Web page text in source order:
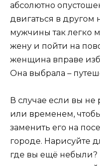
абсолютно
двигаться в другом
мужчины так легко
жену и пойти на
женщина вправе
Она выбрала –
В случае если вы не
или временем,
заменить его на
городе. Нарисуйте
где вы ещё небыли?